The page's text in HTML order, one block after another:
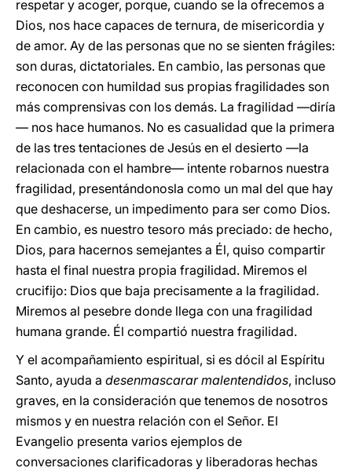
respetar y acoger, porque, cuando se la ofrecemos a
Dios, nos hace capaces de ternura, de misericordia y
de amor. Ay de las personas que no se sienten frágiles:
son duras, dictatoriales. En cambio, las personas que
reconocen con humildad sus propias fragilidades son
más comprensivas con los demás. La fragilidad —diría
— nos hace humanos. No es casualidad que la primera
de las tres tentaciones de Jesús en el desierto —la
relacionada con el hambre— intente robarnos nuestra
fragilidad, presentándonosla como un mal del que hay
que deshacerse, un impedimento para ser como Dios.
En cambio, es nuestro tesoro más preciado: de hecho,
Dios, para hacernos semejantes a Él, quiso compartir
hasta el final nuestra propia fragilidad. Miremos el
crucifijo: Dios que baja precisamente a la fragilidad.
Miremos al pesebre donde llega con una fragilidad
humana grande. Él compartió nuestra fragilidad.
Y el acompañamiento espiritual, si es dócil al Espíritu
Santo, ayuda a desenmascarar malentendidos, incluso
graves, en la consideración que tenemos de nosotros
mismos y en nuestra relación con el Señor. El
Evangelio presenta varios ejemplos de
conversaciones clarificadoras y liberadoras hechas